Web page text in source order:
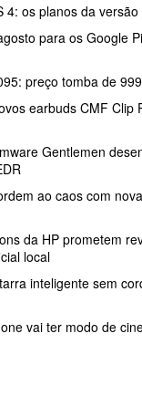
4: os planos da
para os Google
preço tomba de
earbuds CMF Clip
Gentlemen
ao caos com
da HP prometem
local
inteligente sem
vai ter modo de